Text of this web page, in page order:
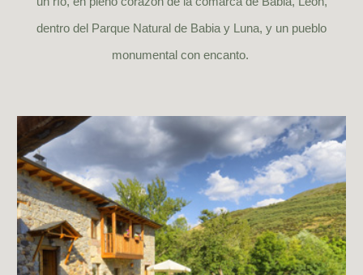
dentro del Parque Natural de Babia y Luna, y un pueblo
monumental con encanto.